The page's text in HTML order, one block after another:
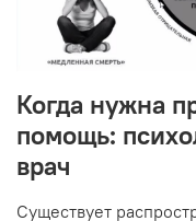
Когда нужна
помощь:
врач
Существует